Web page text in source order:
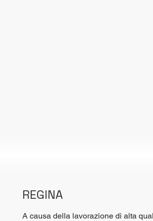
REGINA
A causa della lavorazione di alta